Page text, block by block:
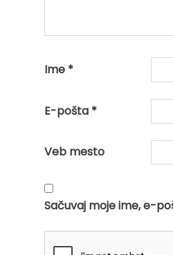
Ime *
E-pošta *
Veb mesto
Sačuvaj moje ime, e-